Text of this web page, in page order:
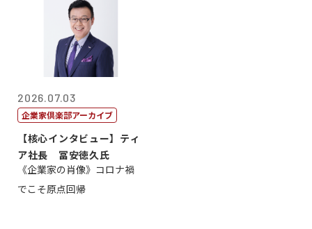
2026.07.03
企業家倶楽部アーカイブ
【核心インタビュー】ティ
ア社長 冨安徳久氏
《企業家の肖像》コロナ禍
でこそ原点回帰